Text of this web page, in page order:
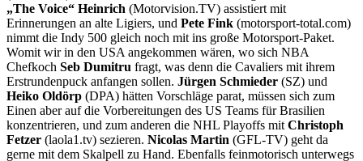
„The Voice“ Heinrich (Motorvision.TV) assistiert mit
Erinnerungen an alte Ligiers, und Pete Fink (motorsport-total.com)
nimmt die Indy 500 gleich noch mit ins große Motorsport-Paket.
Womit wir in den USA angekommen wären, wo sich NBA
Chefkoch Seb Dumitru fragt, was denn die Cavaliers mit ihrem
Erstrundenpuck anfangen sollen. Jürgen Schmieder (SZ) und
Heiko Oldörp (DPA) hätten Vorschläge parat, müssen sich zum
Einen aber auf die Vorbereitungen des US Teams für Brasilien
konzentrieren, und zum anderen die NHL Playoffs mit Christoph
Fetzer (laola1.tv) sezieren. Nicolas Martin (GFL-TV) geht da
gerne mit dem Skalpell zu Hand. Ebenfalls feinmotorisch unterwegs